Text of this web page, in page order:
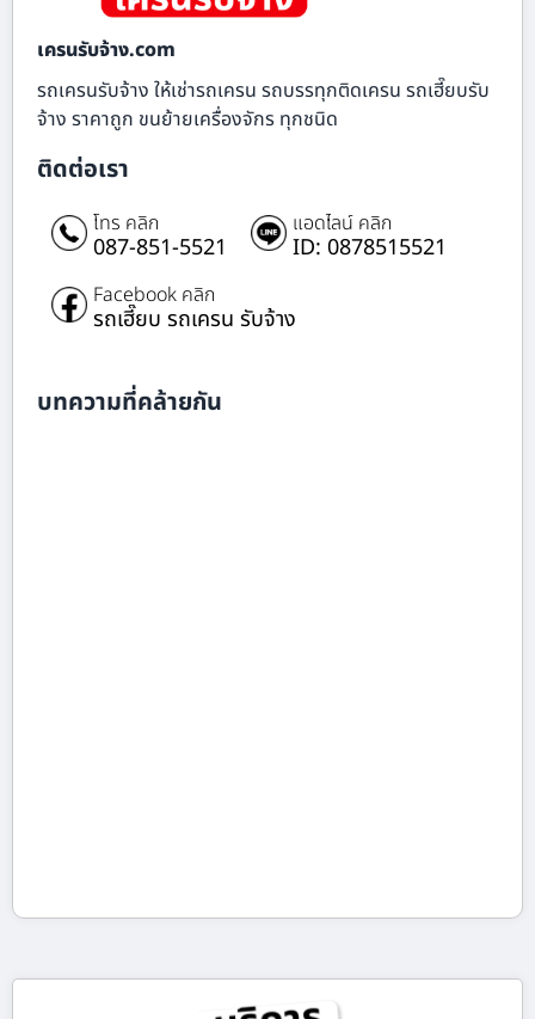
เครนรับจ้าง.com
รถเครนรับจ้าง ให้เช่ารถเครน รถบรรทุกติดเครน รถเฮี๊ยบรับ
จ้าง ราคาถูก ขนย้ายเครื่องจักร ทุกชนิด
ติดต่อเรา
โทร คลิก
087-851-5521
แอดไลน์ คลิก
ID: 0878515521
Facebook คลิก
รถเฮี๊ยบ รถเครน รับจ้าง
บทความที่คล้ายกัน